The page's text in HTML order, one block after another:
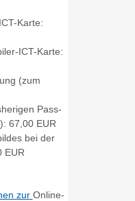
Karte:
ICT-Karte:
(zum
Pass-
67,00 EUR
bei der
EUR
zur Online-